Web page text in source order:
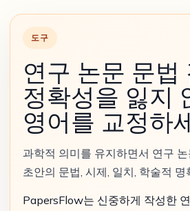
도구
연구 논문 문
정확성을 잃지
영어를 교정하
과학적 의미를 유지하면서 연구
초안의 문법, 시제, 일치, 학술적
PapersFlow는 신중하게 작성한